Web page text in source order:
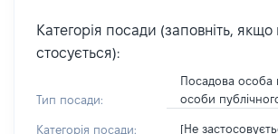
Категорія посади (заповніть, якщо
стосується):
Тип посади:
Посадова особа
особи
Категорія посади: [Не